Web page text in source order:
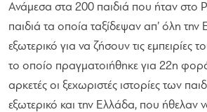
Ανάμεσα στα 200 παιδιά που ήταν στο
παιδιά τα οποία ταξίδεψαν απ’ όλη την
εξωτερικό για να ζήσουν τις εμπειρίες
το οποίο πραγματοιήθηκε για 22η
αρκετές οι ξεχωριστές ιστορίες των
εξωτερικό και την Ελλάδα, που ήθελαν